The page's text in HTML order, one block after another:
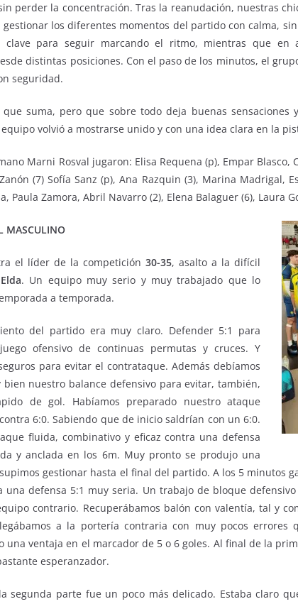
perder la concentración. Tras la reanudación, nuestras
los diferentes momentos del partido con calma,
clave para seguir marcando el ritmo, mientras que en
distintas posiciones. Con el paso de los minutos, el
seguridad.
que suma, pero que sobre todo deja buenas
volvió a mostrarse unido y con una idea clara en la
Marni Rosval jugaron: Elisa Requena (p), Empar Blasco,
(7) Sofía Sanz (p), Ana Razquin (3), Marina Madrigal,
Paula Zamora, Abril Navarro (2), Elena Balaguer (6), Laura
MASCULINO
el líder de la competición 30-35, asalto a la difícil
. Un equipo muy serio y muy trabajado que lo
a temporada.
del partido era muy claro. Defender 5:1 para
ofensivo de continuas permutas y cruces. Y
para evitar el contrataque. Además debíamos
bien nuestro balance defensivo para evitar, también,
de gol. Habíamos preparado nuestro ataque
6:0. Sabiendo que de inicio saldrían con un 6:0.
fluida, combinativo y eficaz contra una defensa
y anclada en los 6m. Muy pronto se produjo una
gestionar hasta el final del partido. A los 5 minutos
una defensa 5:1 muy seria. Un trabajo de bloque
contrario. Recuperábamos balón con valentía, tal y
a la portería contraria con muy pocos errores
una ventaja en el marcador de 5 o 6 goles. Al final de la
esperanzador.
segunda parte fue un poco más delicado. Estaba claro